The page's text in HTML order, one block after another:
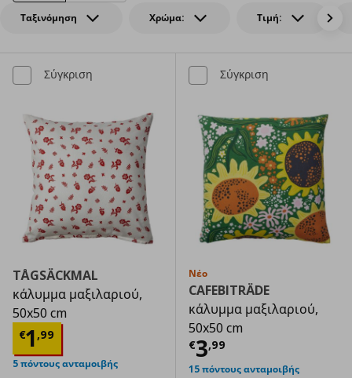
Ταξινόμηση Χρώμα: Τιμή:
Σύγκριση
TÅGSÄCKMAL
κάλυμμα μαξιλαριού,
50x50 cm
€1,99
Τρέχουσα τιμή € 1,99
5 πόντους ανταμοιβής
Σύγκριση
Νέο
CAFEBITRÄDE
κάλυμμα μαξιλαριού,
50x50 cm
€3,99
Τρέχουσα
15 πόντους ανταμοιβής